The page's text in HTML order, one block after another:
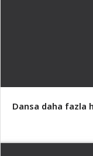
Dansa daha fazla